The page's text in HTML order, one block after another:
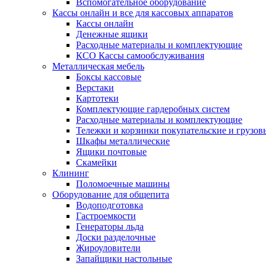
Вспомогательное оборудование
Кассы онлайн и все для кассовых аппаратов
Кассы онлайн
Денежные ящики
Расходные материалы и комплектующие
КСО Кассы самообслуживания
Металлическая мебель
Боксы кассовые
Верстаки
Картотеки
Комплектующие гардеробных систем
Расходные материалы и комплектующие
Тележки и корзинки покупательские и
Шкафы металлические
Ящики почтовые
Скамейки
Клининг
Поломоечные машины
Оборудование для общепита
Водоподготовка
Гастроемкости
Генераторы льда
Доски разделочные
Жироуловители
Запайщики настольные